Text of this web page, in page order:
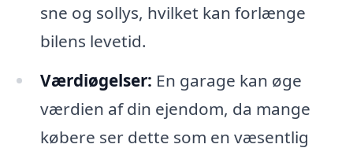
sne og sollys, hvilket kan forlænge
bilens levetid.
Værdiøgelser: En garage kan øge
værdien af din ejendom, da mange
købere ser dette som en væsentlig